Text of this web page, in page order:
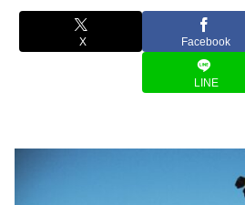
X Facebook
LINE